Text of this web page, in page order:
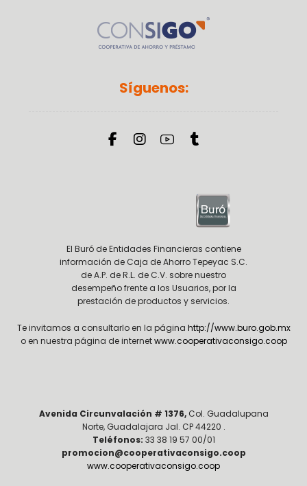
Síguenos:
El Buró de Entidades Financieras contiene
información de Caja de Ahorro Tepeyac S.C.
de A.P. de R.L. de C.V. sobre nuestro
desempeño frente a los Usuarios, por la
prestación de productos y servicios.
Te invitamos a consultarlo en la página http://www.buro.gob.mx
o en nuestra página de internetwww.cooperativaconsigo.coop
Avenida Circunvalación # 1376, Col. Guadalupana
Norte, Guadalajara Jal. CP 44220 .
Teléfonos: 33 38 19 57 00/01
promocion@cooperativaconsigo.coop
www.cooperativaconsigo.coop